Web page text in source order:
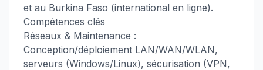
et au Burkina Faso (international en ligne).
Compétences clés
Réseaux & Maintenance :
Conception/déploiement LAN/WAN/WLAN,
serveurs (Windows/Linux), sécurisation (VPN,